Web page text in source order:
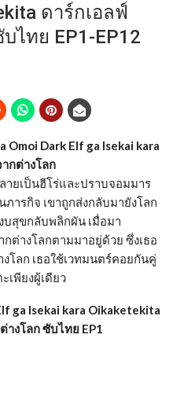
ดาร์กเอลฟ์
ไทย EP1-EP12
Omoi Dark Elf ga Isekai kara
กต่างโลก
ายเป็นฮีโร่และปราบจอมมาร
ารกิจ เขาถูกส่งกลับมายังโลก
สุขกลับพลิกผัน เมื่อมา
กต่างโลกตามมาอยู่ด้วย ซึ่งเธอ
โลก เธอใช้เวทมนตร์คอยกันคู่
เพียงผู้เดียว
ga Isekai kara Oikaketekita
างโลก ซับไทย EP1